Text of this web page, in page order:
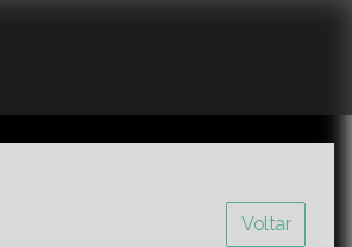
Voltar